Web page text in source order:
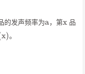
的发声频率为a
a，第x
x 品
x)。